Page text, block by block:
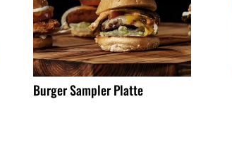
Burger Sampler Platte